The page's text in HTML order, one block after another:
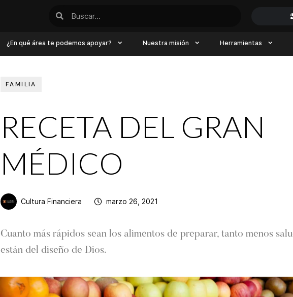
¿En qué área te podemos apoyar? Nuestra misión Herramientas
FAMILIA
RECETA DEL GRAN
MÉDICO
Cultura Financiera marzo 26, 2021
Cuanto más rápidos sean los alimentos de preparar, tanto menos
están del diseño de Dios.